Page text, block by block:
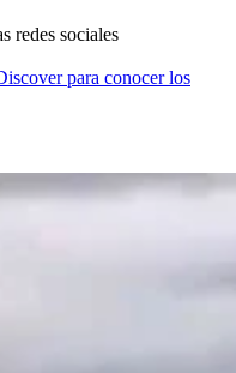
redes sociales
para conocer los